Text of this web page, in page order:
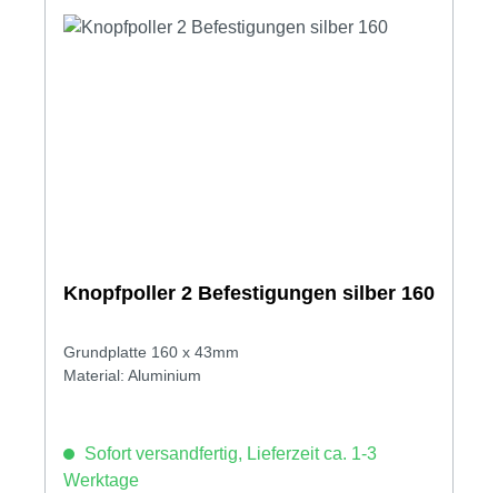
Knopfpoller 2 Befestigungen silber 160
Grundplatte 160 x 43mm
Material: Aluminium
Sofort versandfertig, Lieferzeit ca. 1-3
Werktage